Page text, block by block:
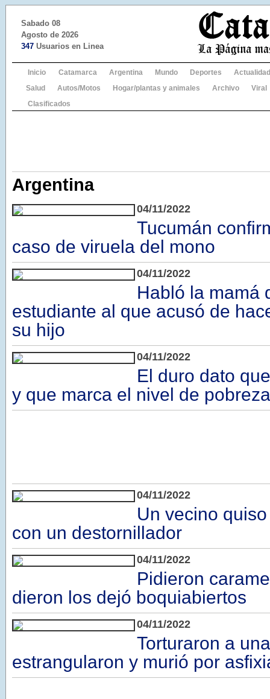
Sabado 08
Agosto de 2026
347 Usuarios en Linea
Inicio Catamarca Argentina Mundo Deportes
Actualidad
Salud
Autos/Motos Hogar/plantas y animales Archivo
Viral
Clasificados
Argentina
04/11/2022
Tucumán
caso de viruela del mono
04/11/2022
Habló la mamá
estudiante al que acusó de
su hijo
04/11/2022
El duro dato
y que marca el nivel de pobreza
04/11/2022
Un vecino
con un destornillador
04/11/2022
Pidieron
dieron los dejó boquiabiertos
04/11/2022
Torturaron a
estrangularon y murió por